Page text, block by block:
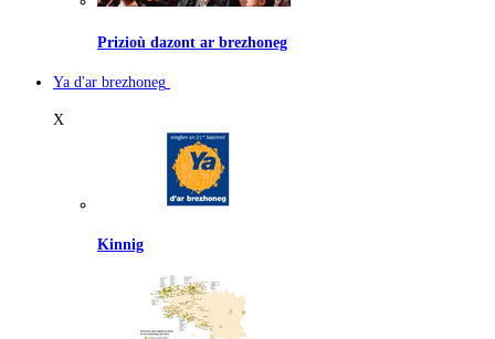
Prizioù dazont ar brezhoneg
Ya d'ar brezhoneg
X
Kinnig